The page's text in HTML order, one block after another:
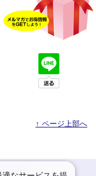
↑ ページ上部へ
ーポリシー